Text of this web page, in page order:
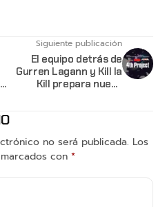
Siguiente publicación
El equipo detrás de
Gurren Lagann y Kill la
Kill prepara nuevo
no será publicada. Los
con *